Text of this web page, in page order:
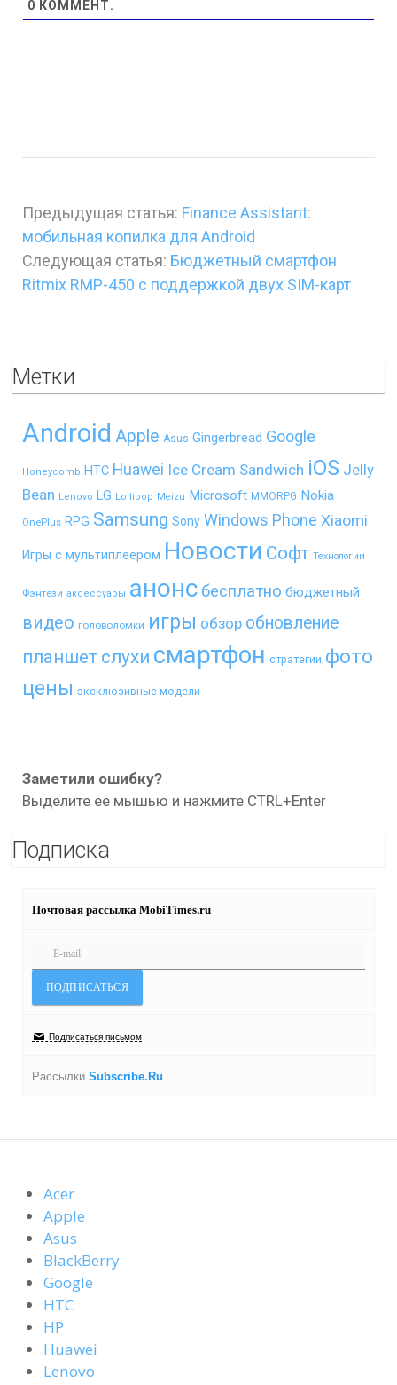
0 КОММЕНТ.
Предыдущая статья: Finance Assistant:
мобильная копилка для Android
Следующая статья: Бюджетный смартфон
Ritmix RMP-450 с поддержкой двух SIM-карт
Метки
Android Apple Asus Gingerbread Google
Honeycomb HTC Huawei Ice Cream Sandwich iOS Jelly
Bean Lenovo LG Lollipop Meizu Microsoft MMORPG Nokia
OnePlus RPG Samsung Sony Windows Phone Xiaomi
Игры с мультиплеером Новости Софт Технологии
Фэнтези аксессуары анонс бесплатно бюджетный
видео головоломки игры обзор обновление
планшет слухи смартфон стратегии фото
цены эксклюзивные модели
Заметили ошибку?
Выделите ее мышью и нажмите CTRL+Enter
Подписка
Почтовая рассылка MobiTimes.ru
Подписаться письмом
Рассылки Subscribe.Ru
Acer
Apple
Asus
BlackBerry
Google
HTC
HP
Huawei
Lenovo